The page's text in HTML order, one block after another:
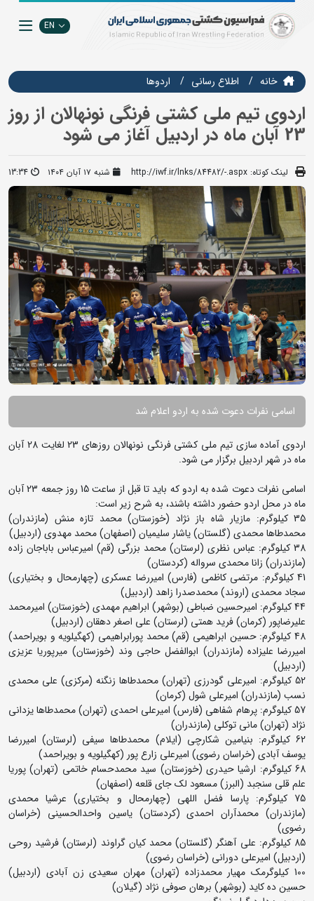
EN
خانه اطلاع رسانی اردوها
اردوی تیم ملی کشتی فرنگی نونهالان از روز
23 آبان ماه در اردبیل آغاز می شود
لینک کوتاه: http://iwf.ir/lnks/84482/-.aspx شنبه ۱۷ آبان ۱۴۰۴ 13:34
اسامی نفرات دعوت شده به اردو اعلام شد
اردوی آماده سازی تیم ملی کشتی فرنگی نونهالان روزهای 23 لغایت 28 آبان
ماه در شهر اردبیل برگزار می شود.
اسامی نفرات دعوت شده به اردو که باید تا قبل از ساعت 15 روز جمعه 23 آبان
ماه در محل اردو حضور داشته باشند، به شرح زیر است:
35 کیلوگرم: مازیار شاه باز نژاد (خوزستان) محمد تازه منش (مازندران)
محمدطاها محمدی (گلستان) یاشار سلیمیان (اصفهان) محمد مهدوی (اردبیل)
38 کیلوگرم: عباس نظری (لرستان) محمد بزرگی (قم) امیرعباس باباجان زاده
(مازندران) زانا محمدی سرواله (کردستان)
41 کیلوگرم: مرتضی کاظمی (فارس) امیررضا عسکری (چهارمحال و بختیاری)
سجاد محمدی (اروند) محمدصدرا زاهد (اردبیل)
44 کیلوگرم: امیرحسین ضباطی (بوشهر) ابراهیم مهمدی (خوزستان) امیرمحمد
علیرضاپور (کرمان) فرید همتی (لرستان) علی اصغر دهقان (اردبیل)
48 کیلوگرم: حسین ابراهیمی (قم) محمد پورابراهیمی (کهگیلویه و بویراحمد)
امیررضا علیزاده (مازندران) ابوالفضل حاجی وند (خوزستان) میرپوریا عزیزی
(اردبیل)
52 کیلوگرم: امیرعلی گودرزی (تهران) محمدطاها زنگنه (مرکزی) علی محمدی
نسب (مازندران) امیرعلی شول (کرمان)
57 کیلوگرم: پرهام شفاهی (فارس) امیرعلی احمدی (تهران) محمدطاها یزدانی
نژاد (تهران) مانی توکلی (مازندران)
62 کیلوگرم: بنیامین شکارچی (ایلام) محمدطاها سیفی (لرستان) امیررضا
یوسف آبادی (خراسان رضوی) امیرعلی زارع پور (کهگیلویه و بویراحمد)
68 کیلوگرم: ارشیا حیدری (خوزستان) سید محمدحسام خاتمی (تهران) پوریا
علم قلی سنجبد (البرز) مسعود لک جای قلعه (اصفهان)
75 کیلوگرم: پارسا فضل اللهی (چهارمحال و بختیاری) عرشیا محمدی
(مازندران) محمدآران احمدی (کردستان) یاسین واحدالحسینی (خراسان
رضوی)
85 کیلوگرم: علی آهنگر (گلستان) محمد کیان گراوند (لرستان) فرشید روحی
(اردبیل) امیرعلی دورانی (خراسان رضوی)
100 کیلوگرمک مهیار محمدزاده (تهران) مهران سعیدی زن آبادی (اردبیل)
حسین ده کاید (بوشهر) برهان صوفی نژاد (گیلان)